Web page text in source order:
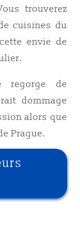
trouverez
cuisines du
envie de
regorge de
dommage
alors que
Prague.